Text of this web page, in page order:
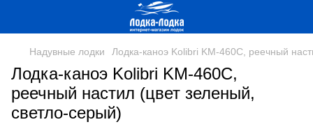
Надувные лодки Лодка-каноэ Kolibri KМ-460С, реечный
Лодка-каноэ Kolibri KМ-460С,
реечный настил (цвет зеленый,
светло-серый)